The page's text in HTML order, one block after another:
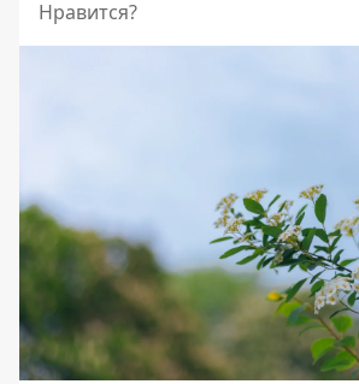
Нравится?